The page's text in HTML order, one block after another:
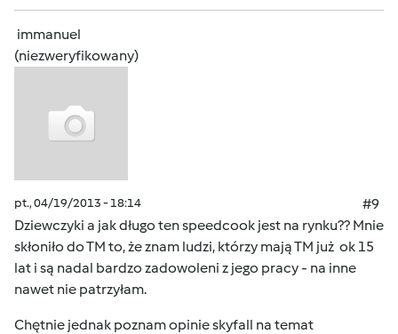
immanuel
(niezweryfikowany)
pt., 04/19/2013 - 18:14
#9
Dziewczyki a jak długo ten speedcook jest na rynku?? Mnie
skłoniło do TM to, że znam ludzi, którzy mają TM już ok 15
lat i są nadal bardzo zadowoleni z jego pracy - na inne
nawet nie patrzyłam.
Chętnie jednak poznam opinie skyfall na temat